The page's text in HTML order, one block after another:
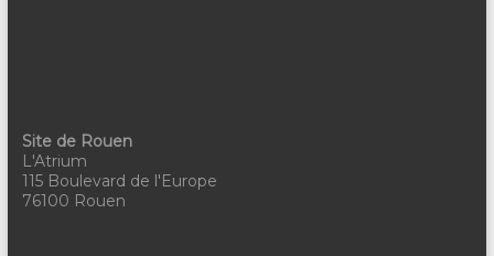
Site de Rouen
L'Atrium
115 Boulevard de l'Europe
76100 Rouen